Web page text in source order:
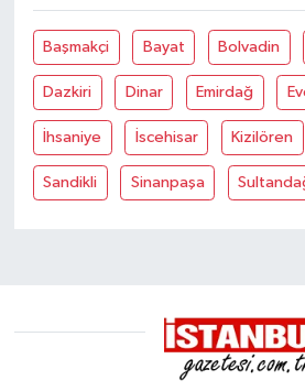
Başmakçi Bayat Bolvadin
Dazkiri Dinar Emirdağ
İhsaniye İscehisar Kizilören
Sandikli Sinanpaşa